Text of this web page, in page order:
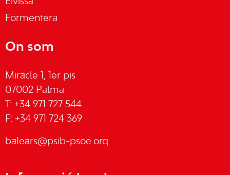
Formentera
On som
Miracle 1, 1er pis
07002 Palma
T: +34 971 727 544
F: +34 971 724 369
balears@psib-psoe.org